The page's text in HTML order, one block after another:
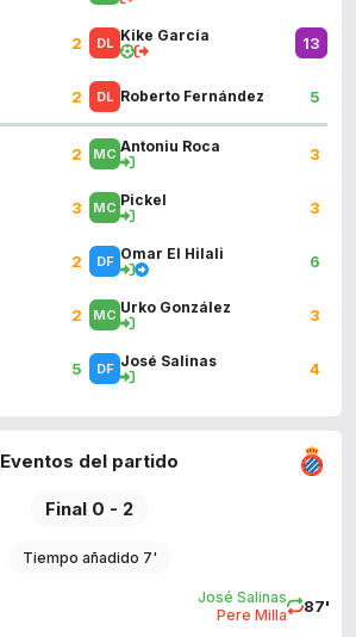
2
2
2
3
2
2
5
Kike García 13
Roberto Fernández 5
Antoniu Roca 3
Pickel 3
Omar El Hilali 6
Urko González 3
José Salinas 4
Eventos del partido
Final 0 - 2
Tiempo añadido 7'
87'
José Salinas
Pere Milla